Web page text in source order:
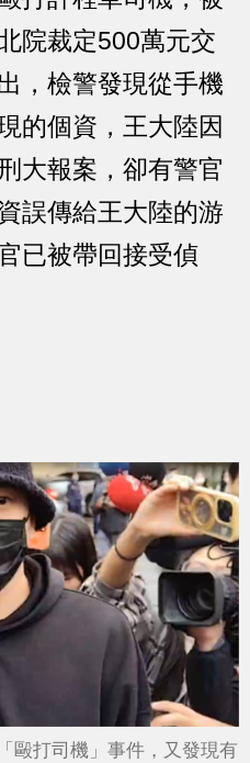
院裁定500萬元交
，檢警發現從手機
的個資，王大陸因
大報案，卻有警官
誤傳給王大陸的游
已被帶回接受偵
毆打司機」事件，又發現有